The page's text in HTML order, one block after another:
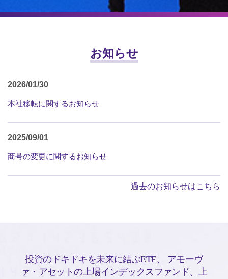
お知らせ
2026/01/30
本社移転に関するお知らせ
2025/09/01
商号の変更に関するお知らせ
過去のお知らせはこちら
投資のドキドキを未来に結ぶETF、 アモーヴ
ァ・アセットの上場インデックスファンド、上